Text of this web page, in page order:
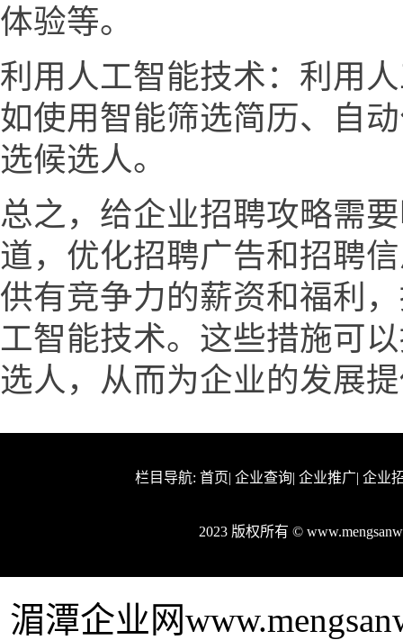
体验等。
利用人工智能技术：利用
如使用智能筛选简历、自
选候选人。
总之，给企业招聘攻略需
道，优化招聘广告和招聘
供有竞争力的薪资和福利
工智能技术。这些措施可
选人，从而为企业的发展
栏目导航: 首页| 企业查询| 企业推广| 企业
2023 版权所有 ©
湄潭企业网